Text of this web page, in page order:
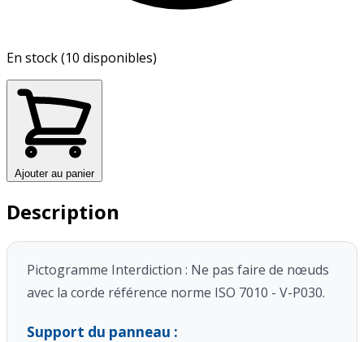
En stock (10 disponibles)
Ajouter au panier
Description
Pictogramme Interdiction : Ne pas faire de nœuds
avec la corde référence norme ISO 7010 - V-P030.
Support du panneau :